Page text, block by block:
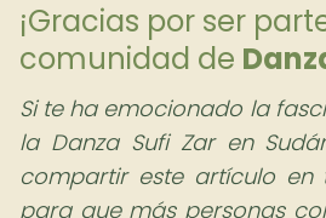
¡Gracias por ser
comunidad de
Si te ha emocionado la
la Danza Sufi Zar en
compartir este artículo en
para que más personas